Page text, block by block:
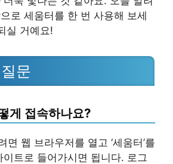
로 세움터를 한 번 사용해 보세
실 거예요!
문
게 접속하나요?
면 웹 브라우저를 열고 ‘세움터’를
트로 들어가시면 됩니다. 로그